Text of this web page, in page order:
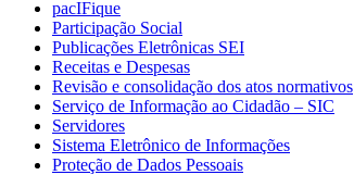
pacIFique
Participação Social
Publicações Eletrônicas SEI
Receitas e Despesas
Revisão e consolidação dos atos normativos
Serviço de Informação ao Cidadão – SIC
Servidores
Sistema Eletrônico de Informações
Proteção de Dados Pessoais